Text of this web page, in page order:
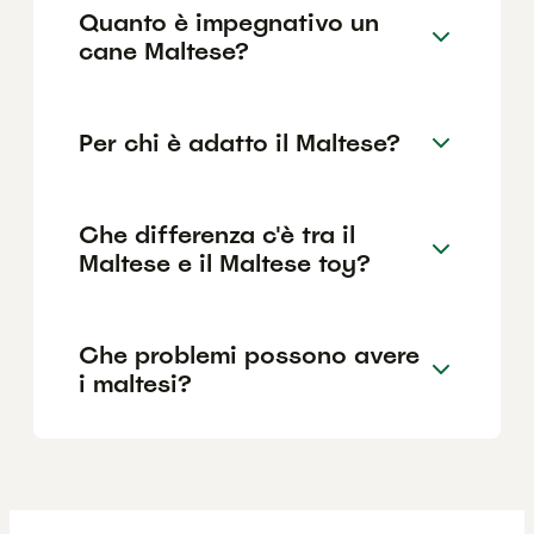
Quanto è impegnativo un
cane Maltese?
Per chi è adatto il Maltese?
Che differenza c'è tra il
Maltese e il Maltese toy?
Che problemi possono avere
i maltesi?